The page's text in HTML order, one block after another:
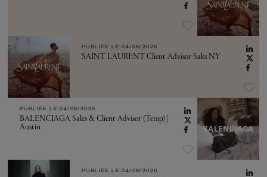
PUBLIÉE LE 04/08/2026
SAINT LAURENT Client Advisor Saks NY
PUBLIÉE LE 04/08/2026
BALENCIAGA Sales & Client Advisor (Temp) |
Austin
PUBLIÉE LE 04/08/2026